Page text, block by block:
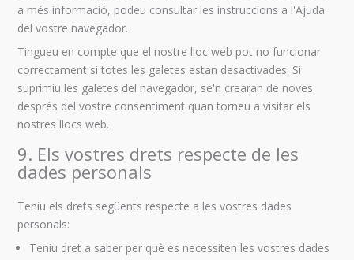
a més informació, podeu consultar les instruccions a l'Ajuda
del vostre navegador.
Tingueu en compte que el nostre lloc web pot no funcionar
correctament si totes les galetes estan desactivades. Si
suprimiu les galetes del navegador, se'n crearan de noves
després del vostre consentiment quan torneu a visitar els
nostres llocs web.
9. Els vostres drets respecte de les
dades personals
Teniu els drets següents respecte a les vostres dades
personals:
Teniu dret a saber per què es necessiten les vostres dades